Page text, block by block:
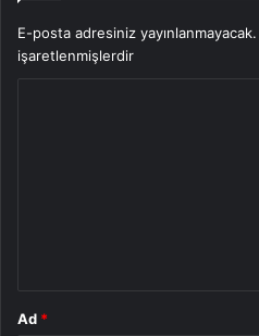
E-posta adresiniz yayınlanmayacak.
işaretlenmişlerdir
Ad *